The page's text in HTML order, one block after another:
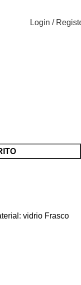
Login /
vidrio Frasco